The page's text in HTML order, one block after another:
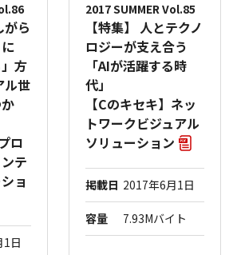
がら
方
世
ロ
テ
ョ
1日
2017 SUMMER Vol.85
【特集】 人とテクノ
ロジーが支え合う
「AIが活躍する時
代」
【Cのキセキ】ネッ
トワークビジュアル
ソリューション
掲載日 2017年6月1日
容量 7.93Mバイト